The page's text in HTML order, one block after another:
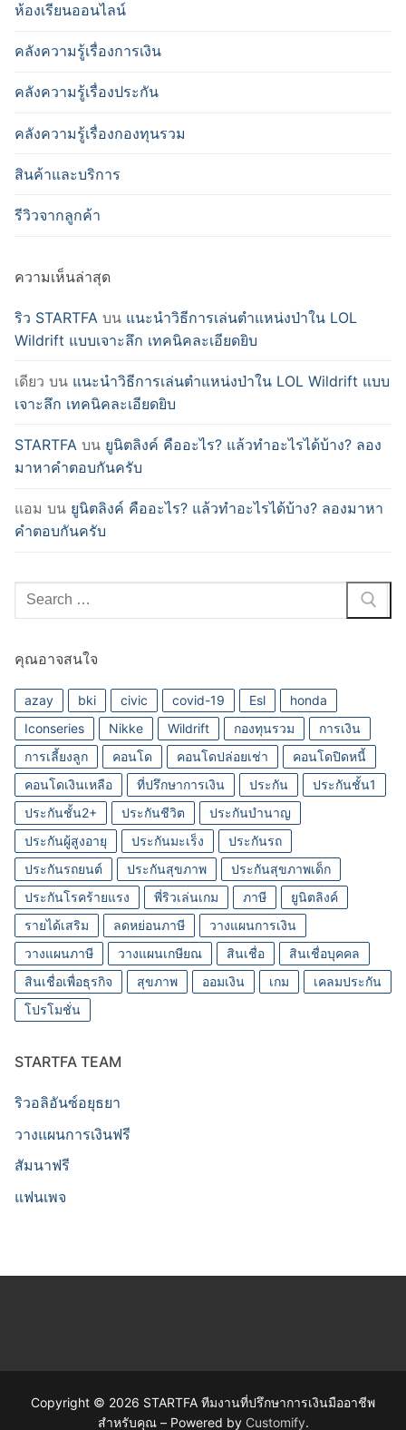
ห้องเรียนออนไลน์
คลังความรู้เรื่องการเงิน
คลังความรู้เรื่องประกัน
คลังความรู้เรื่องกองทุนรวม
สินค้าและบริการ
รีวิวจากลูกค้า
ความเห็นล่าสุด
ริว STARTFA บน แนะนำวิธีการเล่นตำแหน่งป่าใน LOL
Wildrift แบบเจาะลึก เทคนิคละเอียดยิบ
เดียว บน แนะนำวิธีการเล่นตำแหน่งป่าใน LOL Wildrift แบบ
เจาะลึก เทคนิคละเอียดยิบ
STARTFA บน ยูนิตลิงค์ คืออะไร? แล้วทำอะไรได้บ้าง? ลอง
มาหาคำตอบกันครับ
แอม บน ยูนิตลิงค์ คืออะไร? แล้วทำอะไรได้บ้าง? ลองมาหา
คำตอบกันครับ
Search
for:
คุณอาจสนใจ
azay bki civic covid-19 Esl
honda
Iconseries
Nikke Wildrift กองทุนรวม
การเงิน
การเลี้ยงลูก
คอนโด คอนโดปล่อยเช่า
คอนโดปิดหนี้
คอนโดเงินเหลือ
ที่ปรึกษาการเงิน ประกัน
ประกันชั้น1
ประกันชั้น2+
ประกันชีวิต
ประกันบำนาญ
ประกันผู้สูงอายุ
ประกันมะเร็ง
ประกันรถ
ประกันรถยนต์
ประกันสุขภาพ
ประกันสุขภาพเด็ก
ประกันโรคร้ายแรง
พี่ริวเล่นเกม ภาษี
ยูนิตลิงค์
รายได้เสริม
ลดหย่อนภาษี
วางแผนการเงิน
วางแผนภาษี
วางแผนเกษียณ สินเชื่อ
สินเชื่อบุคคล
สินเชื่อเพื่อธุรกิจ
สุขภาพ ออมเงิน เกม
เคลมประกัน
โปรโมชั่น
STARTFA TEAM
ริวอลิอันซ์อยุธยา
วางแผนการเงินฟรี
สัมนาฟรี
แฟนเพจ
Copyright © 2026 STARTFA ทีมงานที่ปรึกษาการเงินมืออาชีพ
สำหรับคุณ – Powered by Customify.